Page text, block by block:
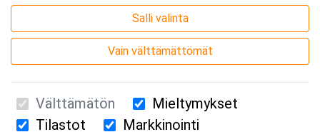
Suomen Ensiapukoulutus Oy / Valimotie 21 / 00380 Helsinki
Salli valinta
Vain välttämättömät
Välttämätön
Mieltymykset
Tilastot
Markkinointi